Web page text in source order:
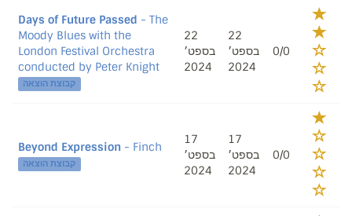
Days of Future Passed - The
Moody Blues with the
London Festival Orchestra
conducted by Peter Knight
קבוצת הוצאה
22
בספט׳
2024
22
בספט׳
2024
0/0
Beyond Expression - Finch
קבוצת הוצאה
17
בספט׳
2024
17
בספט׳
2024
0/0